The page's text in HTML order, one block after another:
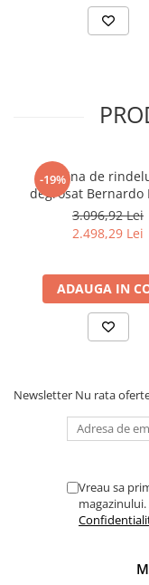
Instrumente de frezat
Accesorii masini de
mecanice cu banda si
Accesorii pentru
Accesorii pentru
Accesorii pentru
filete
Accesorii pentru
Accesorii pentru
Accesorii pentru
Accesorii, mese si
Benzi textile de
prelucrarea metalelor
Instrumente de
-19%
Masina de
degrosat Bernardo
3.096,92 Lei
2.498,29 Lei
ADAUGA IN
Newsletter Nu rata
Vreau sa